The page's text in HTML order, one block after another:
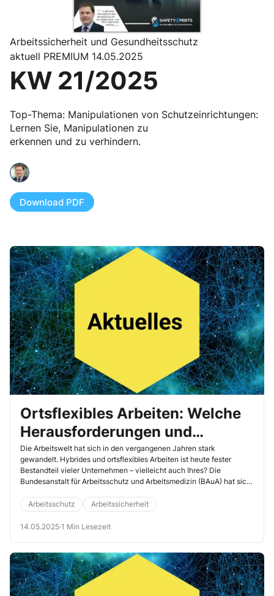
Arbeitssicherheit und Gesundheitsschutz
aktuell PREMIUM 14.05.2025
KW 21/2025
Top-Thema: Manipulationen von Schutzeinrichtungen:
Lernen Sie, Manipulationen zu
erkennen und zu verhindern.
Download PDF
Ortsflexibles Arbeiten: Welche
Herausforderungen und
Chancen Sie erwarten können
Die Arbeitswelt hat sich in den vergangenen Jahren stark
gewandelt. Hybrides und ortsflexibles Arbeiten ist heute fester
Bestandteil vieler Unternehmen – vielleicht auch Ihres? Die
Bundesanstalt für Arbeitsschutz und Arbeitsmedizin (BAuA) hat sich
auseinandergesetzt und Anfang 2025 eine Publikation
veröffentlicht, die sich den Herausforderungen und Chancen
ortsflexibler Arbeit widmet. Der Bericht gibt einen Überblick über
Arbeitsschutz Arbeitssicherheit
14.05.2025·1 Min Lesezeit